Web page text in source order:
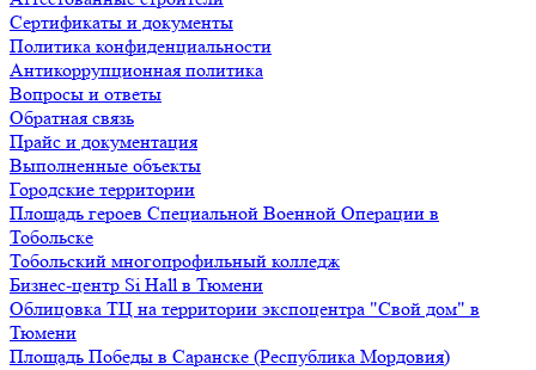
Сертификаты и документы
Политика конфиденциальности
Антикоррупционная политика
Вопросы и ответы
Обратная связь
Прайс и документация
Выполненные объекты
Городские территории
Площадь героев Специальной Военной Операции в
Тобольске
Тобольский многопрофильный колледж
Бизнес-центр Si Hall в Тюмени
Облицовка ТЦ на территории экспоцентра "Свой дом" в
Тюмени
Площадь Победы в Саранске (Республика Мордовия)